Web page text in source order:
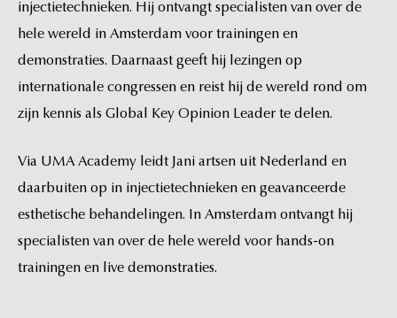
injectietechnieken. Hij ontvangt specialisten van over de
hele wereld in Amsterdam voor trainingen en
demonstraties. Daarnaast geeft hij lezingen op
internationale congressen en reist hij de wereld rond om
zijn kennis als Global Key Opinion Leader te delen.
Via UMA Academy leidt Jani artsen uit Nederland en
daarbuiten op in injectietechnieken en geavanceerde
esthetische behandelingen. In Amsterdam ontvangt hij
specialisten van over de hele wereld voor hands-on
trainingen en live demonstraties.